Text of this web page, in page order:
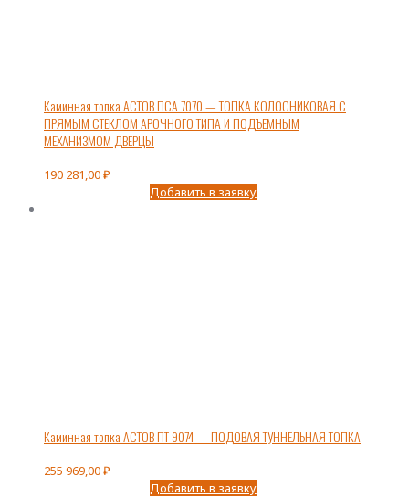
Каминная топка АСТОВ ПСА 7070 — ТОПКА КОЛОСНИКОВАЯ С
ПРЯМЫМ СТЕКЛОМ АРОЧНОГО ТИПА И ПОДЪЕМНЫМ
МЕХАНИЗМОМ ДВЕРЦЫ
190 281,00₽
Добавить в заявку
Каминная топка АСТОВ ПТ 9074 — ПОДОВАЯ ТУННЕЛЬНАЯ ТОПКА
255 969,00₽
Добавить в заявку